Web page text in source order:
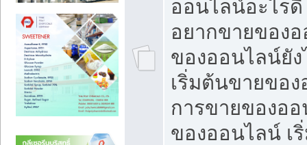
ออนไลน์อะไร
อยากขายของ
ของออนไลน์ยั
เริ่มต้นขายของ
การขายของอ
ของออนไลน์ เ